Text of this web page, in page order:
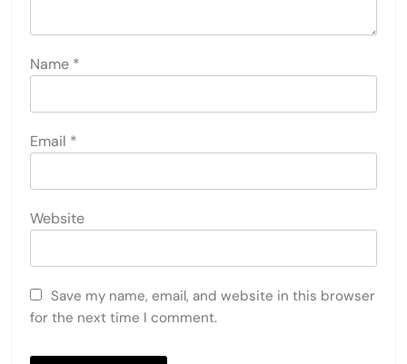
Name *
Email *
Website
Save my name, email, and website in this browser
for the next time I comment.